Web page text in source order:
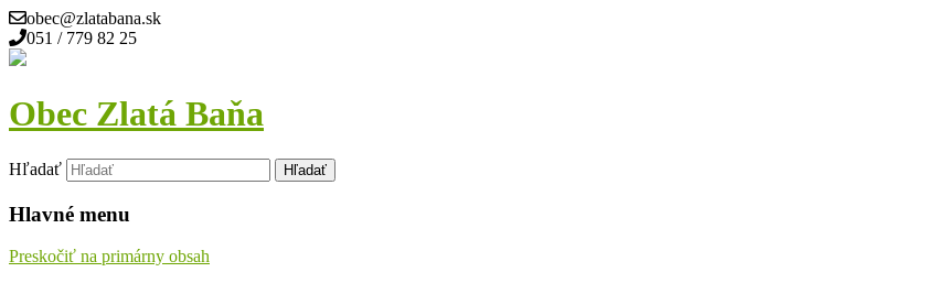
obec@zlatabana.sk
051 / 779 82 25
Obec Zlatá Baňa
Hľadať
Hlavné menu
Preskočiť na primárny obsah